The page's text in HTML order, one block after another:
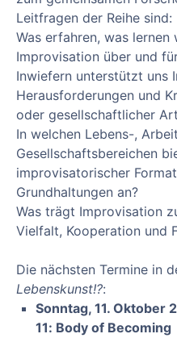
Leitfragen der Reihe sind:
Was erfahren, was lernen
Improvisation über und
Inwiefern unterstützt uns
Herausforderungen und
oder gesellschaftlicher
In welchen Lebens-,
Gesellschaftsbereichen
improvisatorischer
Grundhaltungen an?
Was trägt Improvisation
Vielfalt, Kooperation und
Die nächsten Termine in
Lebenskunst!?:
Sonntag, 11. Oktober
11: Body of Becoming